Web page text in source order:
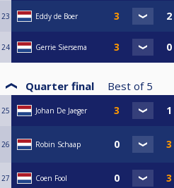
23 Eddy de Boer
24 Gerrie Siersema
Quarter final Best of 5
25 Johan De Jaeger
26 Robin Schaap
27 Coen Fool